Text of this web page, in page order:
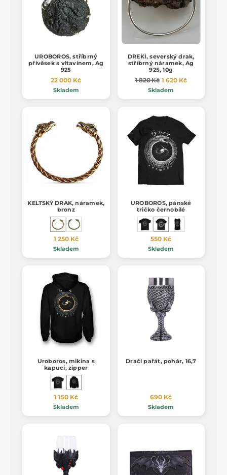
UROBOROS, stříbrný
přívěsek s vltavínem, Ag
925
22 000 Kč
Skladem
DREKI, severský drak,
stříbrný náramek, Ag
925, 10g
1 820 Kč 1 620 Kč
Skladem
KELTSKÝ DRAK, náramek,
bronz
1 250 Kč
Skladem
UROBOROS, pánské
tričko černobílé
550 Kč
Skladem
Uroboros, mikina s
kapucí, zipper
1 150 Kč
Skladem
Dračí pařát, pohár, 16,7
690 Kč
Skladem